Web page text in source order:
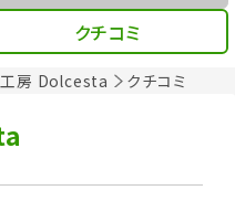
房 Dolcesta クチコミ
クチコミ